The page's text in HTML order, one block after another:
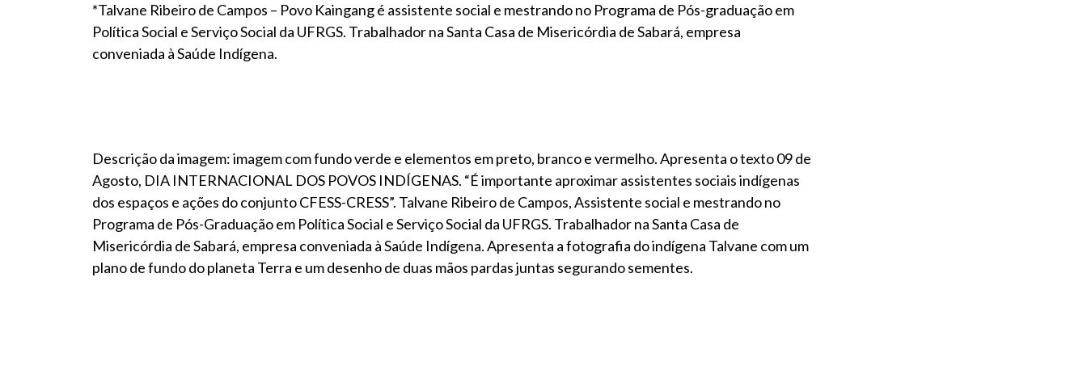
*Talvane Ribeiro de Campos – Povo Kaingang é assistente social e mestrando no Programa de Pós-graduação em
Política Social e Serviço Social da UFRGS. Trabalhador na Santa Casa de Misericórdia de Sabará, empresa
conveniada à Saúde Indígena.
Descrição da imagem: imagem com fundo verde e elementos em preto, branco e vermelho. Apresenta o texto 09 de
Agosto, DIA INTERNACIONAL DOS POVOS INDÍGENAS. “É importante aproximar assistentes sociais indígenas
dos espaços e ações do conjunto CFESS-CRESS”. Talvane Ribeiro de Campos, Assistente social e mestrando no
Programa de Pós-Graduação em Política Social e Serviço Social da UFRGS. Trabalhador na Santa Casa de
Misericórdia de Sabará, empresa conveniada à Saúde Indígena. Apresenta a fotografia do indígena Talvane com um
plano de fundo do planeta Terra e um desenho de duas mãos pardas juntas segurando sementes.